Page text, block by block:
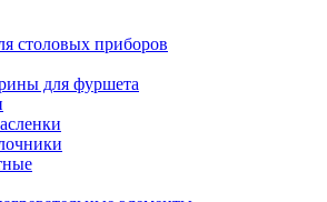
столовых приборов
для фуршета